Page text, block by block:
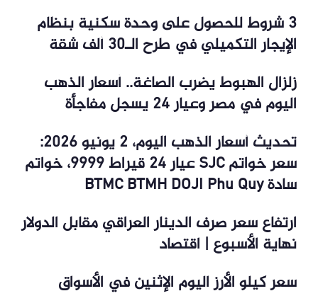
3 شروط للحصول على وحدة سكنية بنظام
الإيجار التكميلي في طرح الـ30 ألف شقة
زلزال الهبوط يضرب الصاغة.. أسعار الذهب
اليوم في مصر وعيار 24 يسجل مفاجأة
تحديث أسعار الذهب اليوم، 2 يونيو 2026:
سعر خواتم SJC عيار 24 قيراط 9999، خواتم
سادة BTMC BTMH DOJI Phu Quy
ارتفاع سعر صرف الدينار العراقي مقابل الدولار
نهاية الأسبوع | اقتصاد
سعر كيلو الأرز اليوم الإثنين في الأسواق